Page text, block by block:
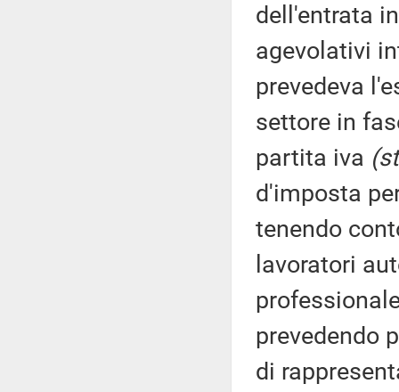
dell'entrata
agevolativi
prevedeva
settore in
partita iva
d'imposta
tenendo
lavoratori
prevedendo
di